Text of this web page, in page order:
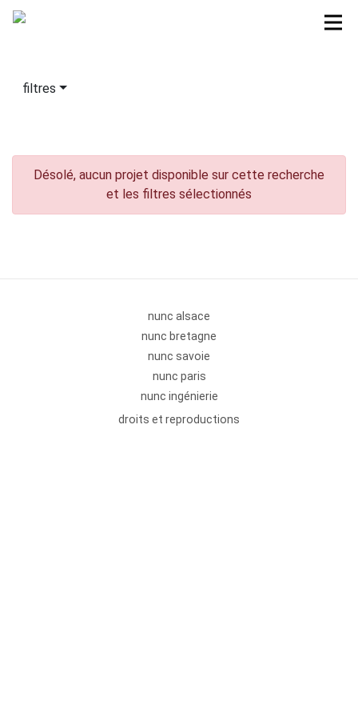
filtres
Désolé, aucun projet disponible sur cette recherche
et les filtres sélectionnés
nunc alsace
nunc bretagne
nunc savoie
nunc paris
nunc ingénierie
droits et reproductions